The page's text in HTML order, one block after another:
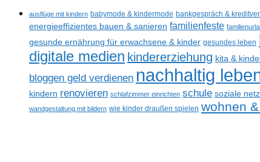
ausflüge mit kindern babymode & kindermode bankgespräch &
energieeffizientes bauen & sanieren familienfeste
gesunde ernährung für erwachsene & kinder gesundes leben
digitale medien kindererziehung kita &
bloggen geld verdienen nachhaltig
kindern renovieren schlafzimmer einrichten schule soziale
wandgestaltung mit bildern wie kinder draußen spielen wohnen